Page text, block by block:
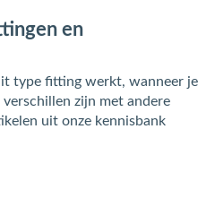
en
type fitting werkt, wanneer je
zijn met andere
uit onze kennisbank